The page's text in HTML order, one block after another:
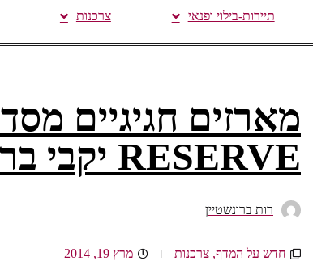
תיירות-בילוי ופנאי צרכנות
RESERVE יקבי ברקן
רות ברונשטיין
חדש על המדף, צרכנות מרץ 19, 2014